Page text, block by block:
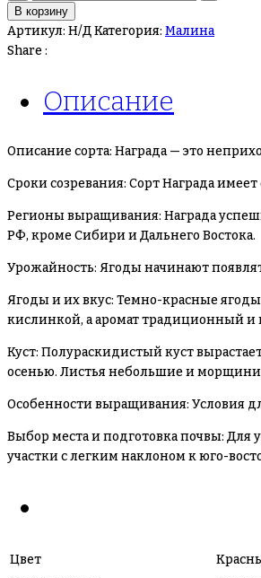
товара
Малина
Награда
В корзину
Артикул: Н/ДКатегория: Малина
Share :
Описание
Описание сорта: Награда — это
Сроки созревания: Сорт Награда
Регионы выращивания: Награда
РФ, кроме Сибири и Дальнего Востока.
Урожайность: Ягоды начинают
Ягоды и их вкус: Темно-красные ягоды
кислинкой, а аромат традиционный и
Куст: Полураскидистый куст
осенью. Листья небольшие и
Особенности выращивания: Условия
Выбор места и подготовка почвы:
участки с легким наклоном к юго-
Цвет